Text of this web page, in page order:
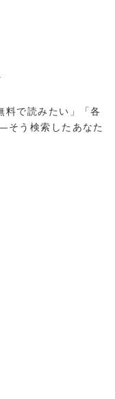
料で読みたい」「各
そう検索したあなた